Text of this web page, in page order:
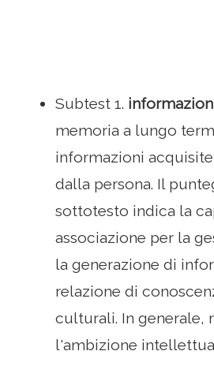
Subtest 1.
memoria a lungo
informazioni
dalla persona. Il
sottotesto indica la
associazione per la
la generazione di
relazione di
culturali. In generale,
l'ambizione